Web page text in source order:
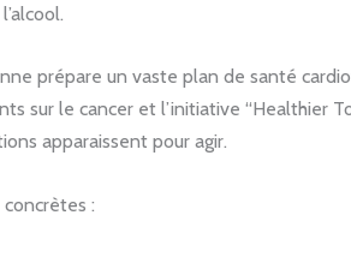
prépare un vaste plan de santé
sur le cancer et l’initiative “Healthier
apparaissent pour agir.
: